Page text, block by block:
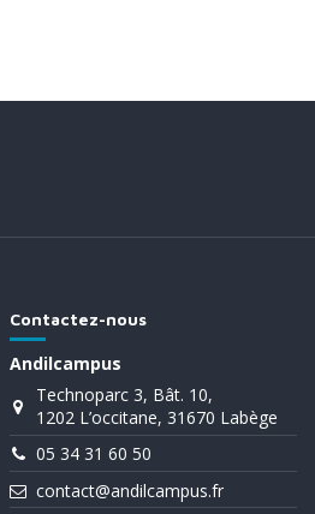
Contactez-nous
Andilcampus
Technoparc 3, Bât. 10,
1202 L’occitane, 31670 Labège
05 34 31 60 50
contact@andilcampus.fr